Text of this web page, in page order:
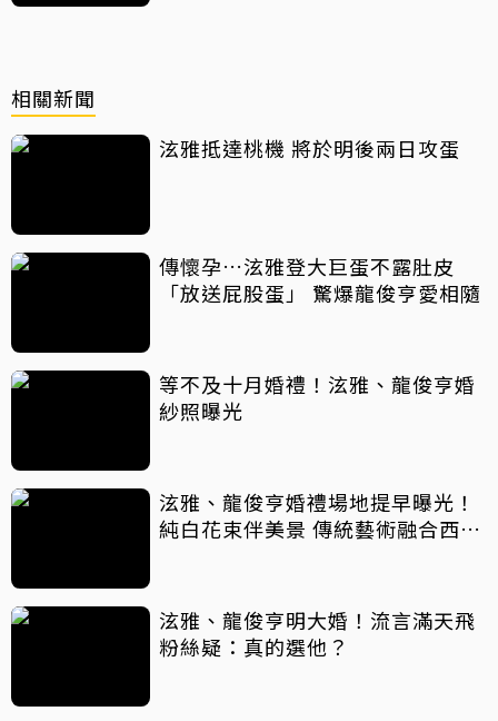
相關新聞
泫雅抵達桃機 將於明後兩日攻蛋
傳懷孕…泫雅登大巨蛋不露肚皮
「放送屁股蛋」 驚爆龍俊亨愛相隨
等不及十月婚禮！泫雅、龍俊亨婚
紗照曝光
泫雅、龍俊亨婚禮場地提早曝光！
純白花束伴美景 傳統藝術融合西式
泫雅、龍俊亨明大婚！流言滿天飛
粉絲疑：真的選他？